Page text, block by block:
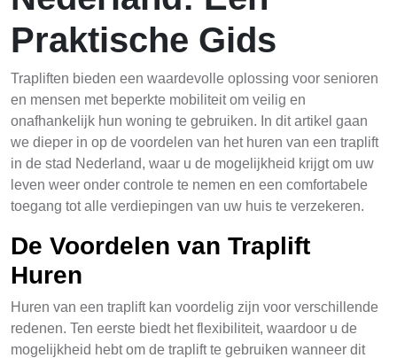
Praktische Gids
Trapliften bieden een waardevolle oplossing voor senioren
en mensen met beperkte mobiliteit om veilig en
onafhankelijk hun woning te gebruiken. In dit artikel gaan
we dieper in op de voordelen van het huren van een traplift
in de stad Nederland, waar u de mogelijkheid krijgt om uw
leven weer onder controle te nemen en een comfortabele
toegang tot alle verdiepingen van uw huis te verzekeren.
De Voordelen van Traplift
Huren
Huren van een traplift kan voordelig zijn voor verschillende
redenen. Ten eerste biedt het flexibiliteit, waardoor u de
mogelijkheid hebt om de traplift te gebruiken wanneer dit